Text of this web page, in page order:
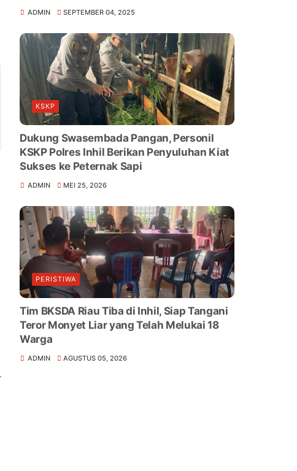
ADMIN SEPTEMBER 04, 2025
KSKP
Dukung Swasembada Pangan, Personil
KSKP Polres Inhil Berikan Penyuluhan Kiat
Sukses ke Peternak Sapi
ADMIN MEI 25, 2026
PERISTIWA
Tim BKSDA Riau Tiba di Inhil, Siap Tangani
Teror Monyet Liar yang Telah Melukai 18
Warga
ADMIN AGUSTUS 05, 2026